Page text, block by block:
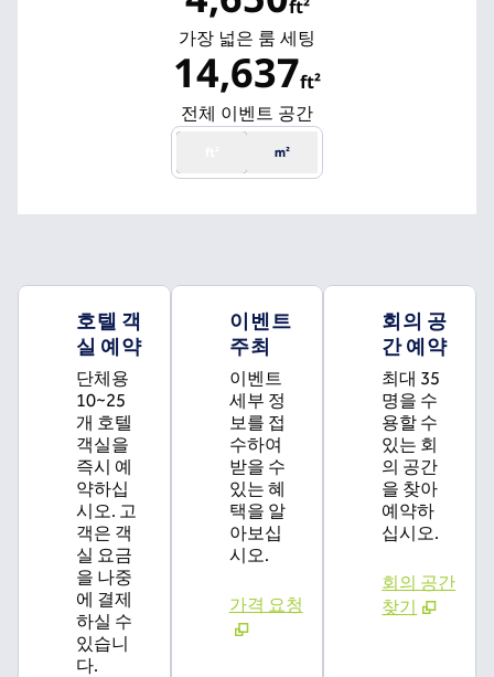
ft²
ft²
가장 넓은 룸 세팅
14,637ft²
ft²
전체 이벤트 공간
m²
호텔 객
실 예약
단체용
10~25
개 호텔
객실을
즉시 예
약하십
시오. 고
객은 객
실 요금
을 나중
에 결제
하실 수
있습니
다.
이벤트
주최
이벤트
세부 정
보를 접
수하여
받을 수
있는 혜
택을 알
아보십
시오.
가격 요청
회의 공
간 예약
최대 35
명을 수
용할 수
있는 회
의 공간
을 찾아
예약하
십시오.
회의 공간
찾기